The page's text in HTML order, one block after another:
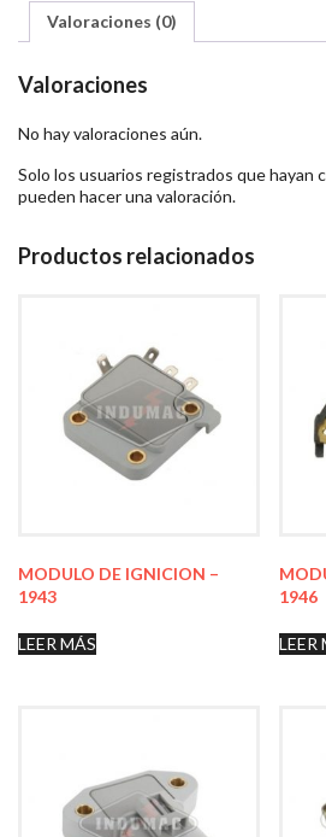
Valoraciones (0)
Valoraciones
No hay valoraciones aún.
Solo los usuarios registrados que hayan
pueden hacer una valoración.
Productos relacionados
MODULO DE IGNICION –
1943
LEER MÁS
1946
LEER